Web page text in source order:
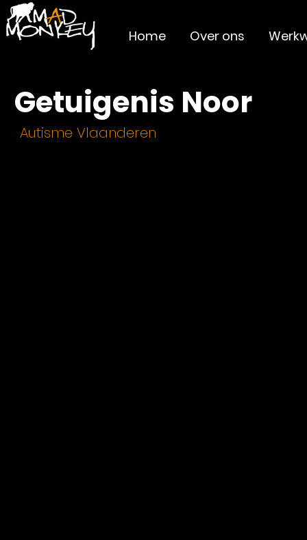
Home Over ons
Getuigenis Noor
Autisme Vlaanderen